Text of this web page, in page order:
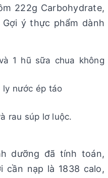
222g Carbohydrate,
ý thực phẩm dành
1 hũ sữa chua không
ly nước ép táo
rau súp lơ luộc.
dưỡng đã tính toán,
cần nạp là 1838 calo,